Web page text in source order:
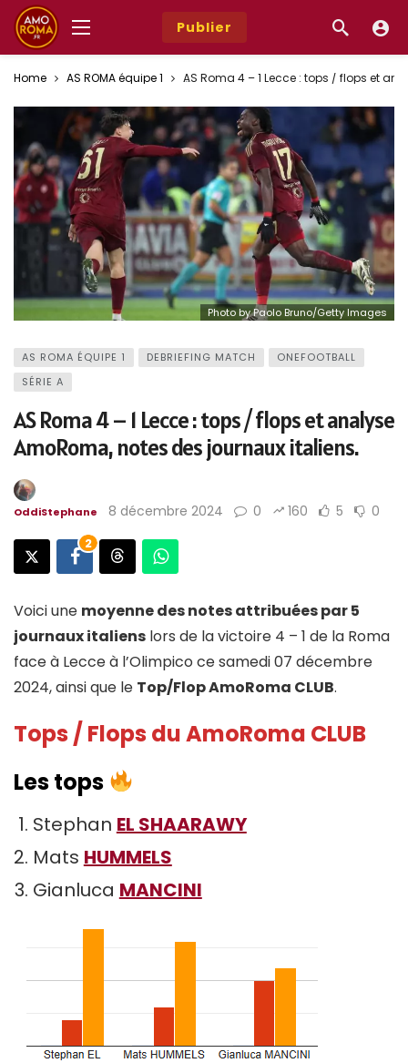
Publier
Home AS ROMA équipe 1 AS Roma 4 – 1 Lecce : tops / flops et
Photo by Paolo Bruno/Getty Images
AS ROMA ÉQUIPE 1 DEBRIEFING MATCH
ONEFOOTBALL
SÉRIE A
AS Roma 4 – 1 Lecce : tops / flops et analyse
AmoRoma, notes des journaux italiens.
OddiStephane 8 décembre 2024 0 160 5 0
2
Voici une moyenne des notes attribuées par 5
journaux italiens lors de la victoire 4 – 1 de la Roma
face à Lecce à l’Olimpico ce samedi 07 décembre
2024, ainsi que le Top/Flop AmoRoma CLUB.
Tops / Flops du AmoRoma CLUB
Les tops
Stephan EL SHAARAWY
Mats HUMMELS
Gianluca MANCINI